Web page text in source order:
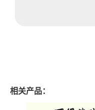
相关产品：